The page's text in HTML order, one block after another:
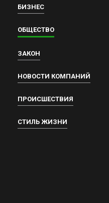
БИЗНЕС
ОБЩЕСТВО
ЗАКОН
НОВОСТИ КОМПАНИЙ
ПРОИСШЕСТВИЯ
СТИЛЬ ЖИЗНИ